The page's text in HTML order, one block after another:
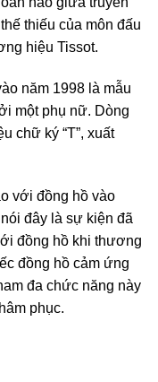
thiếu của môn đấu
hiệu Tissot.
năm 1998 là mẫu
một phụ nữ. Dòng
chữ ký “T”, xuất
với đồng hồ vào
đây là sự kiện đã
đồng hồ khi thương
đồng hồ cảm ứng
đa chức năng này
phục.